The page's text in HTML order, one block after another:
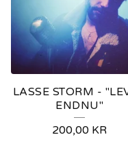
LASSE STORM -
ENDNU"
200,00 KR